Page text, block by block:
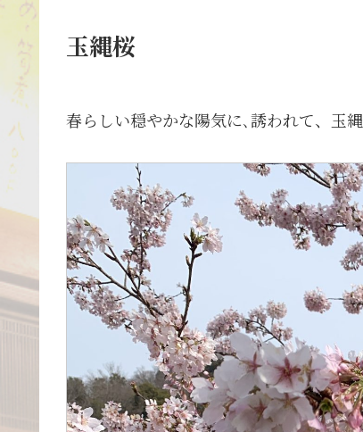
玉縄桜
春らしい穏やかな陽気に､誘われて、玉